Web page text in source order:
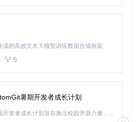
目的基本使用教程，涵盖了项目的目录
文件的介绍。希望这些内容能帮助你更
流的高效文本大模型训练数据合成框架
5
暑期开发者成长计划
「源启盛夏」暑期校园开发者成长计划旨在激活校园开源力量，通过积分激励、认证扶持、资源倾斜等形式，引导高校组织和开发者完成「入驻 — 建项目 — 做贡献 — 获认证 — 得资源」的完整闭环。无论你是想带领社团入驻平台的组织者，还是希望用代码贡献证明自己的开发者，都能在这里找到属于你的成长路径。